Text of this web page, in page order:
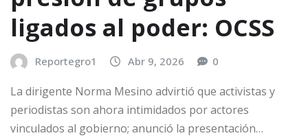
ligados al poder: OCSS
Reportegro1 Abr 9, 2026 0
La dirigente Norma Mesino advirtió que activistas y
periodistas son ahora intimidados por actores
vinculados al gobierno; anunció la presentación…